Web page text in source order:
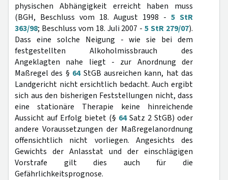
physischen Abhängigkeit erreicht haben muss
(BGH, Beschluss vom 18. August 1998 - 5 StR
363/98; Beschluss vom 18. Juli 2007 -5 StR 279/07).
Dass eine solche Neigung - wie sie bei dem
festgestellten Alkoholmissbrauch des
Angeklagten nahe liegt - zur Anordnung der
Maßregel des § 64StGB ausreichen kann, hat das
Landgericht nicht ersichtlich bedacht. Auch ergibt
sich aus den bisherigen Feststellungen nicht, dass
eine stationäre Therapie keine hinreichende
Aussicht auf Erfolg bietet (§ 64Satz 2 StGB) oder
andere Voraussetzungen der Maßregelanordnung
offensichtlich nicht vorliegen. Angesichts des
Gewichts der Anlasstat und der einschlägigen
Vorstrafe gilt dies auch für die
Gefährlichkeitsprognose.